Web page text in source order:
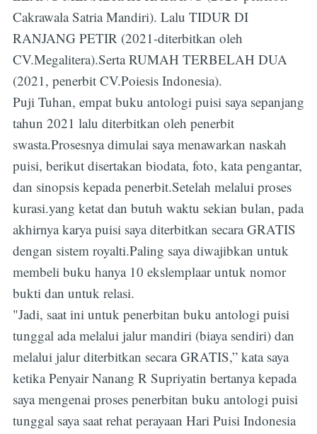
Cakrawala Satria Mandiri). Lalu TIDUR DI
RANJANG PETIR (2021-diterbitkan oleh
CV.Megalitera).Serta RUMAH TERBELAH DUA
(2021, penerbit CV.Poiesis Indonesia).
Puji Tuhan, empat buku antologi puisi saya sepanjang
tahun 2021 lalu diterbitkan oleh penerbit
swasta.Prosesnya dimulai saya menawarkan naskah
puisi, berikut disertakan biodata, foto, kata pengantar,
dan sinopsis kepada penerbit.Setelah melalui proses
kurasi.yang ketat dan butuh waktu sekian bulan, pada
akhirnya karya puisi saya diterbitkan secara GRATIS
dengan sistem royalti.Paling saya diwajibkan untuk
membeli buku hanya 10 ekslemplaar untuk nomor
bukti dan untuk relasi.
"Jadi, saat ini untuk penerbitan buku antologi puisi
tunggal ada melalui jalur mandiri (biaya sendiri) dan
melalui jalur diterbitkan secara GRATIS,” kata saya
ketika Penyair Nanang R Supriyatin bertanya kepada
saya mengenai proses penerbitan buku antologi puisi
tunggal saya saat rehat perayaan Hari Puisi Indonesia
Subscribe